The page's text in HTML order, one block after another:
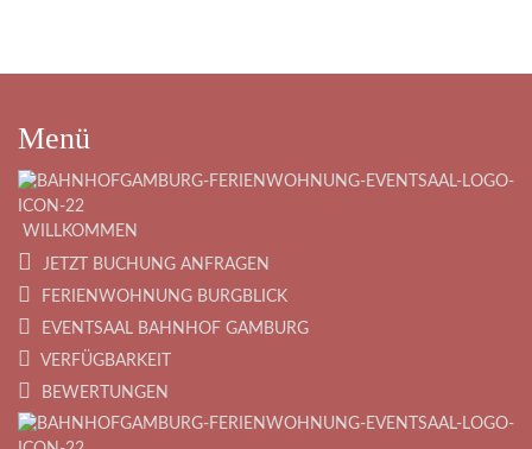
Menü
WILLKOMMEN
JETZT BUCHUNG ANFRAGEN
FERIENWOHNUNG BURGBLICK
EVENTSAAL BAHNHOF GAMBURG
VERFÜGBARKEIT
BEWERTUNGEN